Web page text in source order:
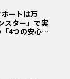
ートは万
スター」で実
4つの安心」
6つの疑問：
PR〉